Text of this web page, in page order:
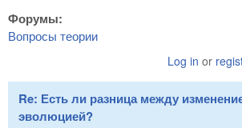
Форумы:
Вопросы теории
Log in or
Re: Есть ли разница между
эволюцией?